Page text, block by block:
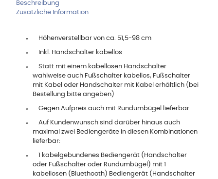
Beschreibung
Zusätzliche Information
Höhenverstellbar von ca. 51,5-98 cm
Inkl. Handschalter kabellos
Statt mit einem kabellosen Handschalter
wahlweise auch Fußschalter kabellos, Fußschalter
mit Kabel oder Handschalter mit Kabel erhältlich (bei
Bestellung bitte angeben)
Gegen Aufpreis auch mit Rundumbügel lieferbar
Auf Kundenwunsch sind darüber hinaus auch
maximal zwei Bediengeräte in diesen Kombinationen
lieferbar:
1 kabelgebundenes Bediengerät (Handschalter
oder Fußschalter oder Rundumbügel) mit 1
kabellosen (Bluethooth) Bediengerät (Handschalter